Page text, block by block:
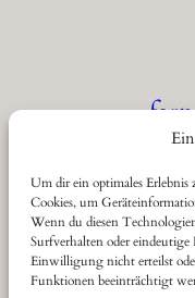
Um dir ein optimales
Cookies, um
Wenn du diesen
Surfverhalten oder
Einwilligung nicht erteilst
Funktionen beeinträchtigt
Die
Über
Kontakt